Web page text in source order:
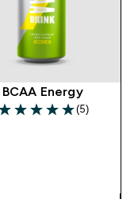
BCAA Energy
5 out of 5 stars
(5)